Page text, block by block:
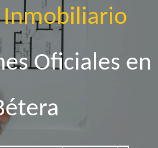
Inmobiliario
Oficiales en